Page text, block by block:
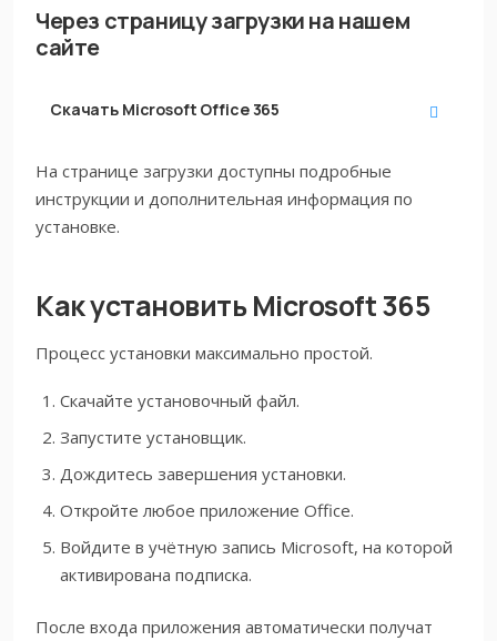
Через страницу загрузки на нашем
сайте
Скачать Microsoft Office 365
На странице загрузки доступны подробные
инструкции и дополнительная информация по
установке.
Как установить Microsoft 365
Процесс установки максимально простой.
Скачайте установочный файл.
Запустите установщик.
Дождитесь завершения установки.
Откройте любое приложение Office.
Войдите в учётную запись Microsoft, на которой
активирована подписка.
После входа приложения автоматически получат